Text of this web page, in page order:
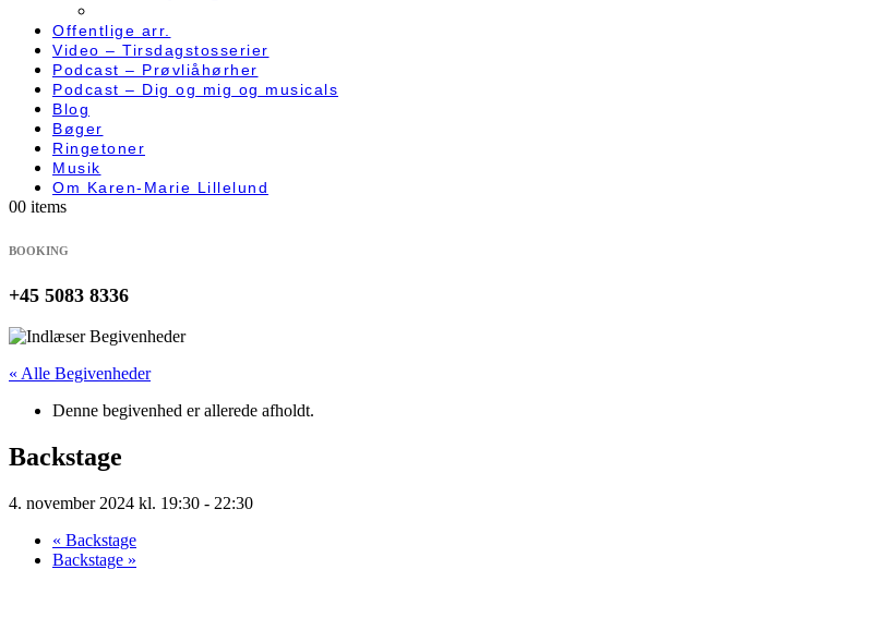
Offentlige arr.
Video – Tirsdagstosserier
Podcast – Prøvliåhørher
Podcast – Dig og mig og musicals
Blog
Bøger
Ringetoner
Musik
Om Karen-Marie Lillelund
00 items
BOOKING
+45 5083 8336
« Alle Begivenheder
Denne begivenhed er allerede afholdt.
Backstage
4. november 2024 kl. 19:30 - 22:30
« Backstage
Backstage »